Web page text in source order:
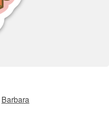
Barbara